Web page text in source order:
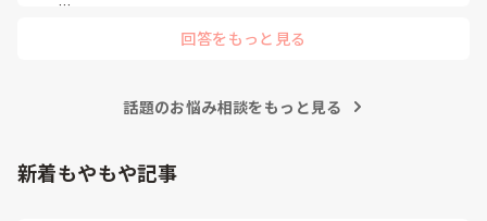
的に照らして振り返ることで、重要度を判断する力が少しずつ
回答をもっと見る
話題のお悩み相談をもっと見る
新着もやもや記事